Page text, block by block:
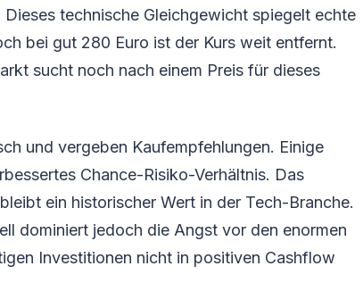
technische Gleichgewicht spiegelt echte
bei gut 280 Euro ist der Kurs weit entfernt.
sucht noch nach einem Preis für dieses
und vergeben Kaufempfehlungen. Einige
Chance-Risiko-Verhältnis. Das
ein historischer Wert in der Tech-Branche.
dominiert jedoch die Angst vor den enormen
Investitionen nicht in positiven Cashflow